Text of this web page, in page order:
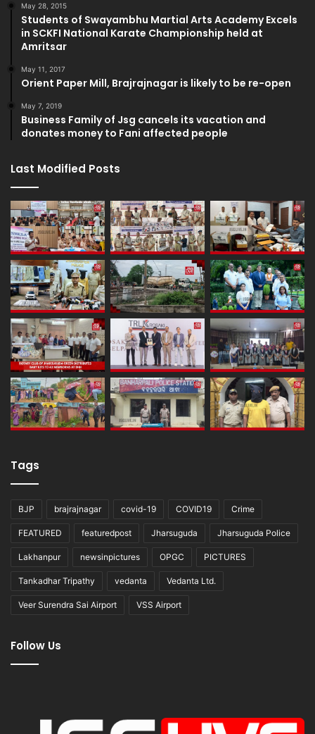
May 28, 2015
Students of Swayambhu Martial Arts Academy Excels
in SCKFI National Karate Championship held at
Amritsar
May 11, 2017
Orient Paper Mill, Brajrajnagar is likely to be re-open
May 7, 2019
Business Family of Jsg cancels its vacation and
donates money to Fani affected people
Last Modified Posts
Tags
BJP brajrajnagar covid-19 COVID19 Crime
FEATURED featuredpost Jharsuguda Jharsuguda Police
Lakhanpur newsinpictures OPGC PICTURES
Tankadhar Tripathy vedanta Vedanta Ltd.
Veer Surendra Sai Airport VSS Airport
Follow Us